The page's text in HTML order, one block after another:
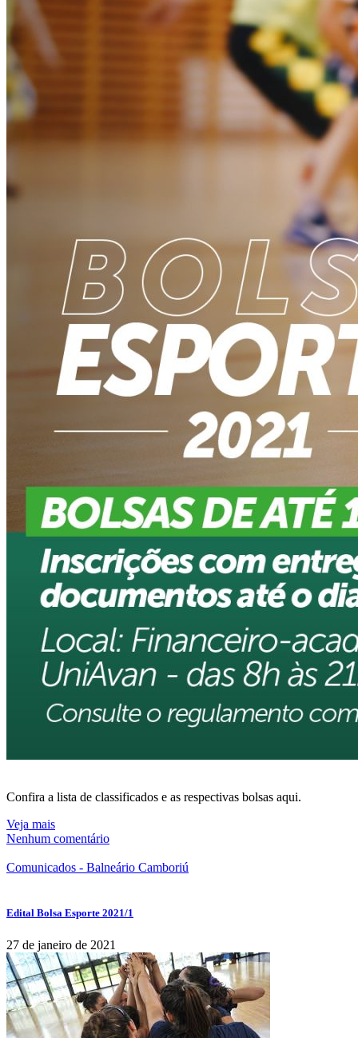
Confira a lista de classificados e as respectivas bolsas aqui.
Veja mais
Nenhum comentário
Comunicados - Balneário Camboriú
Edital Bolsa Esporte 2021/1
27 de janeiro de 2021